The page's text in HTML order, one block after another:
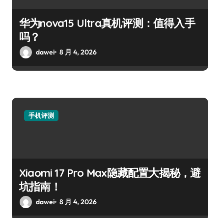
华为nova15 Ultra真机评测：值得入手
吗？
dawei 8 月 4, 2026
手机评测
Xiaomi 17 Pro Max隐藏配置大揭秘，避
坑指南！
dawei 8 月 4, 2026